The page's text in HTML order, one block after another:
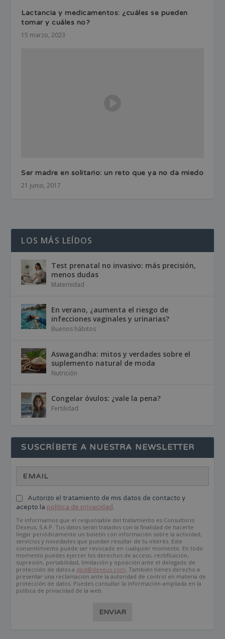
Lactancia y medicamentos: ¿cuáles se pueden
tomar y cuáles no?
15 marzo, 2023
Ser madre en solitario: un reto que ya no da miedo
21 junio, 2017
LOS MÁS LEÍDOS
Test prenatal no invasivo: más precisión,
menos dudas
Maternidad
En verano, ¿aumenta el riesgo de
infecciones vaginales y urinarias?
Buenos hábitos
Aswagandha: mitos y verdades sobre el
suplemento natural de moda
Nutrición
Congelar óvulos: ¿vale la pena?
Fertilidad
SUSCRÍBETE A NUESTRA NEWSLETTER
Autorizo el tratamiento de mis datos de contacto y
acepto la política de privacidad.
Te informamos que el responsable del tratamiento es Consultorio
Dexeus, S.A.P. Tus datos serán tratados con la finalidad de hacerte
llegar periódicamente un boletín con información sobre la actividad,
servicios y novedades que puedan resultar de tu interés. Este
consentimiento puede ser revocado en cualquier momento. En todo
momento puedes ejercer los derechos de acceso, rectificación,
supresión, portabilidad, limitación y oposición ante el delegado de
protección de datos a dpd@dexeus.com . También tienes derecho a
presentar una reclamación ante la autoridad de control en materia de
protección de datos. Puedes consultar la información ampliada en la
política de privacidad de la web.
ENVIAR